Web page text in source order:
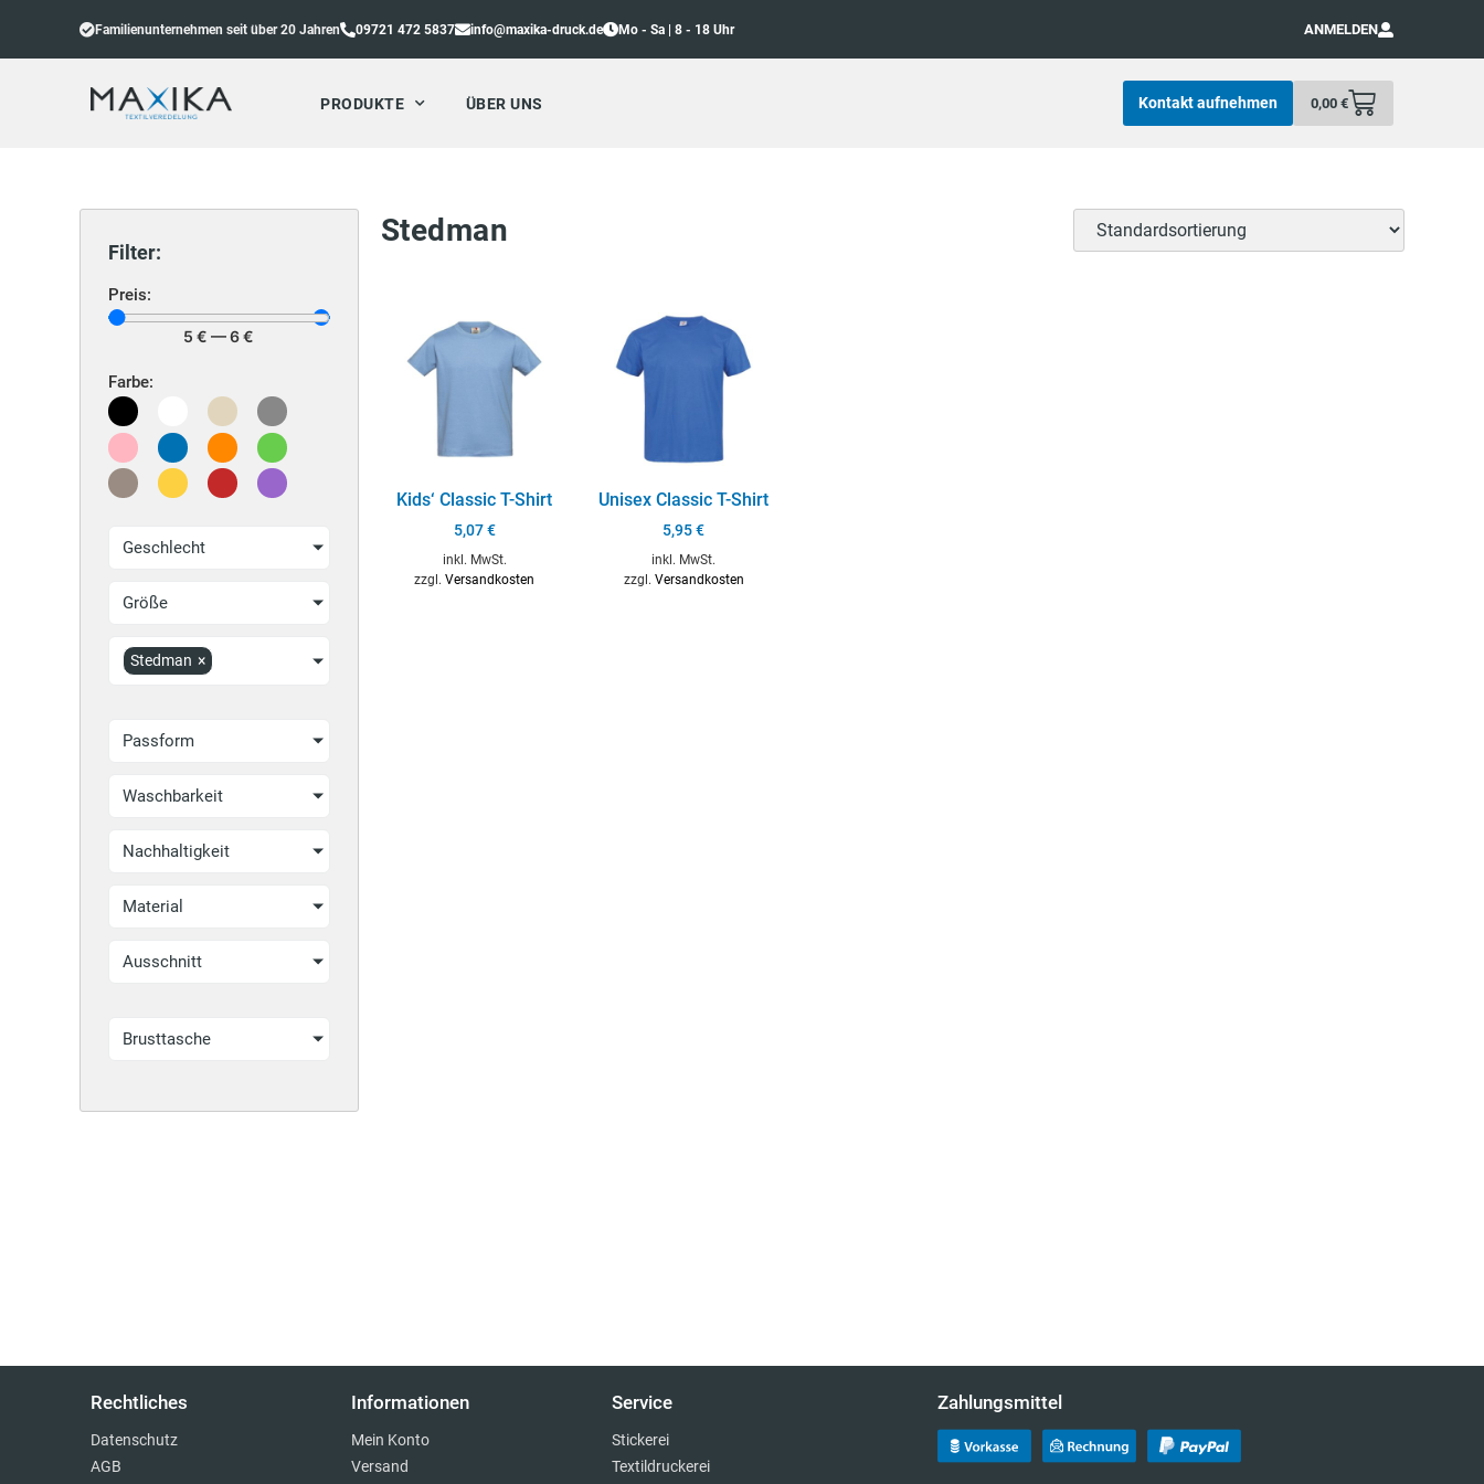
Familienunternehmen seit über 20 Jahren 09721 472 5837 info@maxika-druck.de Mo - Sa | 8 - 18 Uhr ANMELDEN
PRODUKTE ÜBER UNS 0,00 €
Kontakt aufnehmen
Filter:
Preis:
5 € —6 €
Farbe:
Geschlecht
Größe
Stedman ×
Passform
Waschbarkeit
Nachhaltigkeit
Material
Ausschnitt
Brusttasche
Stedman
Kids‘ Classic T-Shirt
5,07€
inkl. MwSt.
zzgl.Versandkosten
Unisex Classic T-Shirt
5,95€
inkl. MwSt.
zzgl. Versandkosten
Rechtliches
Datenschutz
AGB
Informationen
Mein Konto
Versand
Service
Stickerei
Textildruckerei
Zahlungsmittel